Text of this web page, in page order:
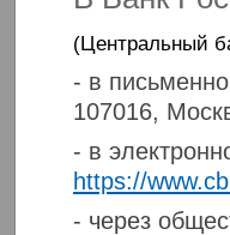
(Центральный
- в
107016,
- в
https://
- через